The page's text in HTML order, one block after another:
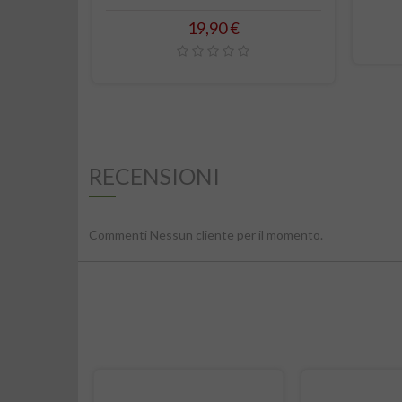
Prezzo
19,90 €
RECENSIONI
Commenti Nessun cliente per il momento.